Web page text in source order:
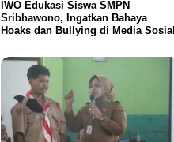
IWO Edukasi Siswa SMPN
Sribhawono, Ingatkan Bahaya
Hoaks dan Bullying di Media Sosial